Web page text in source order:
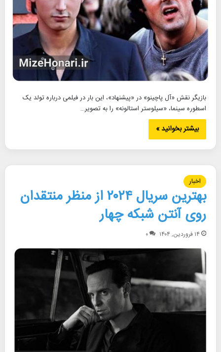
بازیگر نقش «آل پاچینو» در «پیشنهاد»، این بار در فیلمی درباره تولد یک
اسطوره سینما، «سیلوستر استالونه» را به تصویر…
بیشتر بخوانید »
اخبار
بهترین سریال ۲۰۲۴ از منظر منتقدان
روی آنتن شبکه چهار
۱۴ فروردین, ۱۴۰۴ ۰